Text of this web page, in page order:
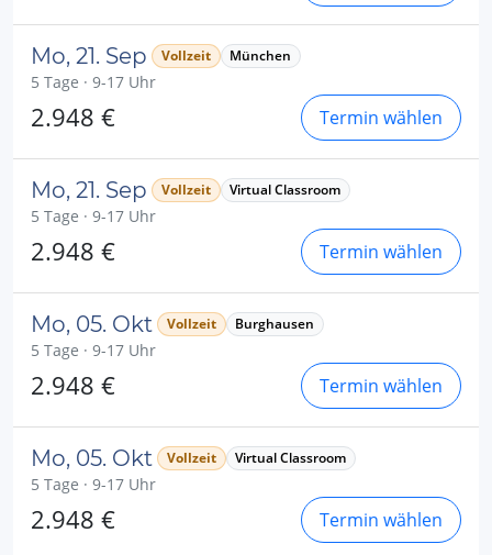
Mo, 21. Sep Vollzeit München
5 Tage · 9-17 Uhr
2.948 € Termin wählen
Mo, 21. Sep Vollzeit Virtual Classroom
5 Tage · 9-17 Uhr
2.948 € Termin wählen
Mo, 05. Okt Vollzeit Burghausen
5 Tage · 9-17 Uhr
2.948 € Termin wählen
Mo, 05. Okt Vollzeit Virtual Classroom
5 Tage · 9-17 Uhr
2.948 € Termin wählen